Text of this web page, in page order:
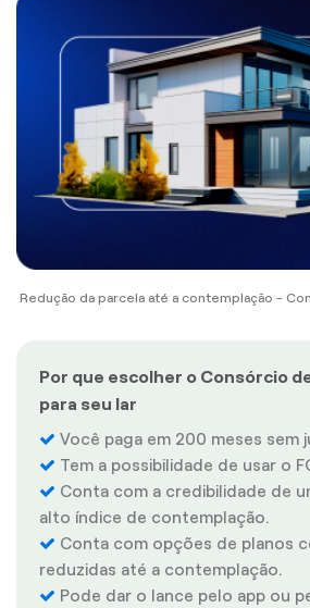
Redução da parcela até a contemplação -
Por que escolher o Consórcio
para seu lar
Você paga em 200 meses sem
Tem a possibilidade de usar o
Conta com a credibilidade de
alto índice de contemplação.
Conta com opções de planos
reduzidas até a contemplação.
Pode dar o lance pelo app ou